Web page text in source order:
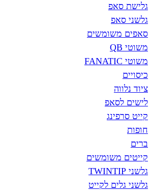
גלישת סאפ
גלשני סאפ
סאפים משומשים
משוטי QB
משוטי FANATIC
כיסויים
ציוד נלווה
לישים לסאפ
קייט סרפינג
חופות
ברים
קייטים משומשים
גלשני TWINTIP
גלשני גלים לקייט